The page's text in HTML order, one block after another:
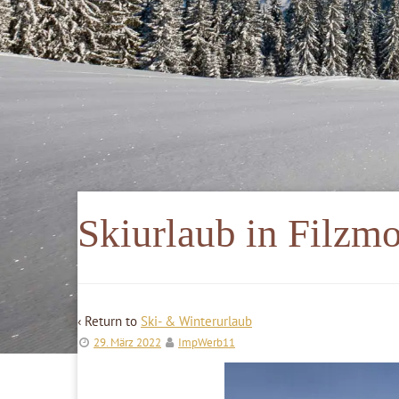
Skiurlaub in
‹ Return to Ski- & Winterurlaub
29. März 2022 ImpWerb11